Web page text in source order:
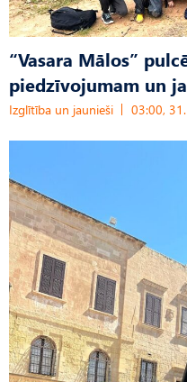
“Vasara Mālos”
piedzīvojumam un
Izglītība un jaunieši 03:00,